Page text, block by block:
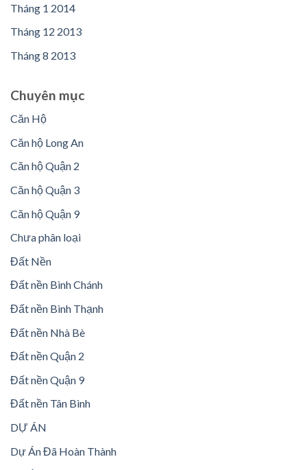
Tháng 1 2014
Tháng 12 2013
Tháng 8 2013
Chuyên mục
Căn Hộ
Căn hộ Long An
Căn hộ Quận 2
Căn hộ Quận 3
Căn hộ Quận 9
Chưa phân loại
Đất Nền
Đất nền Bình Chánh
Đất nền Bình Thạnh
Đất nền Nhà Bè
Đất nền Quận 2
Đất nền Quận 9
Đất nền Tân Bình
DỰ ÁN
Dự Án Đã Hoàn Thành